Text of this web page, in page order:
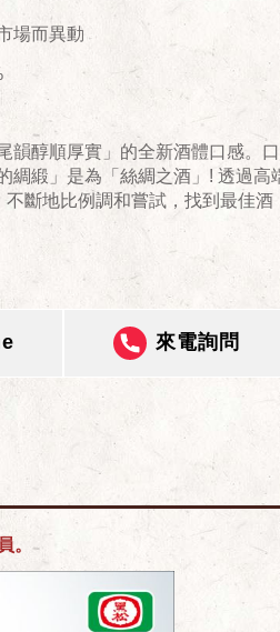
場而異動
韻醇順厚實」的全新酒體口感。口
綢緞」是為「絲綢之酒」! 透過高
不斷地比例調和嘗試，找到最佳酒
來電詢問
。